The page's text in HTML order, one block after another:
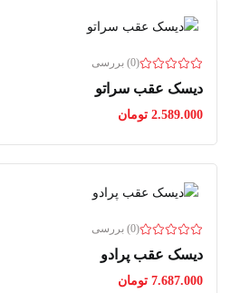
(0) بررسی
دیسک عقب سراتو
2.589.000 تومان
(0) بررسی
دیسک عقب پرادو
7.687.000 تومان